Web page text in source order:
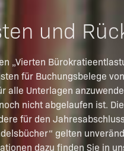
und
„Vierten
für Buchungsbelege
alle Unterlagen
nicht abgelaufen ist.
für den
gelten
dazu finden Sie in